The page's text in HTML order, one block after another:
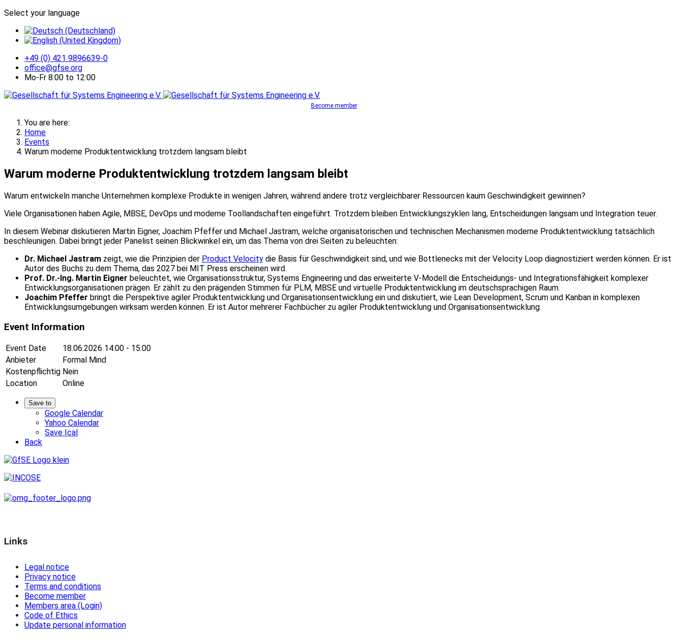
Select your language
+49 (0) 421 9896639-0
office@gfse.org
Mo-Fr 8:00 to 12:00
Become member
You are here:
Home
Events
Warum moderne Produktentwicklung trotzdem langsam bleibt
Warum moderne Produktentwicklung trotzdem langsam bleibt
Warum entwickeln manche Unternehmen komplexe Produkte in wenigen Jahren, während andere trotz vergleichbarer Ressourcen kaum Geschwindigkeit gewinnen?
Viele Organisationen haben Agile, MBSE, DevOps und moderne Toollandschaften eingeführt. Trotzdem bleiben Entwicklungszyklen lang, Entscheidungen langsam und Integration teuer.
In diesem Webinar diskutieren Martin Eigner, Joachim Pfeffer und Michael Jastram, welche organisatorischen und technischen Mechanismen moderne Produktentwicklung tatsächlich
beschleunigen. Dabei bringt jeder Panelist seinen Blickwinkel ein, um das Thema von drei Seiten zu beleuchten:
Dr. Michael Jastram zeigt, wie die Prinzipien der Product Velocity die Basis für Geschwindigkeit sind, und wie Bottlenecks mit der Velocity Loop diagnostiziert werden können. Er ist
Autor des Buchs zu dem Thema, das 2027 bei MIT Press erscheinen wird.
Prof. Dr.-Ing. Martin Eigner beleuchtet, wie Organisationsstruktur, Systems Engineering und das erweiterte V-Modell die Entscheidungs- und Integrationsfähigkeit komplexer
Entwicklungsorganisationen prägen. Er zählt zu den prägenden Stimmen für PLM, MBSE und virtuelle Produktentwicklung im deutschsprachigen Raum.
Joachim Pfeffer bringt die Perspektive agiler Produktentwicklung und Organisationsentwicklung ein und diskutiert, wie Lean Development, Scrum und Kanban in komplexen
Entwicklungsumgebungen wirksam werden können. Er ist Autor mehrerer Fachbücher zu agiler Produktentwicklung und Organisationsentwicklung.
Event Information
Event Date 18.06.2026 14:00 - 15:00
Anbieter
Formal Mind
Kostenpflichtig Nein
Location
Online
Save to
Google Calendar
Yahoo Calendar
Save Ical
Back
Links
Legal notice
Privacy notice
Terms and conditions
Become member
Members area (Login)
Code of Ethics
Update personal information